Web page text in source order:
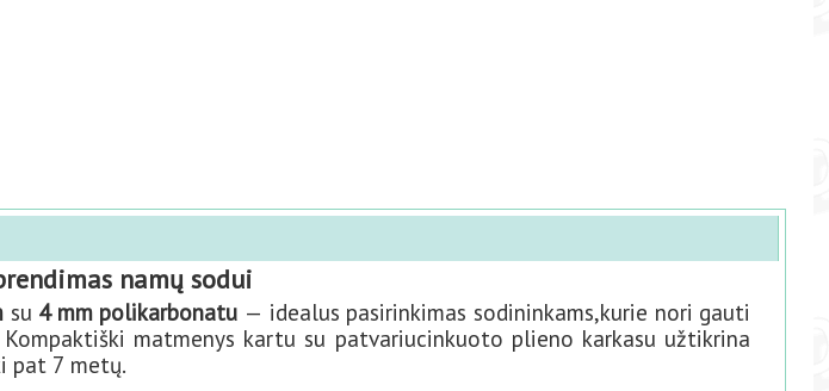
namų sodui
su 4 mm polikarbonatu — idealus pasirinkimas sodininkams,kurie nori gauti
matmenys kartu su patvariucinkuoto plieno karkasu užtikrina
pat 7 metų.